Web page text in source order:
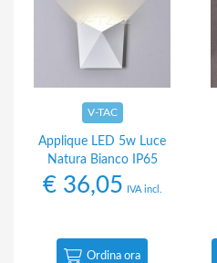
V-TAC
Applique LED 5w Luce
Natura Bianco IP65
€36,05 IVA incl.
Ordina ora